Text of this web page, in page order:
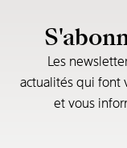
Les
actualités qui font
et vous